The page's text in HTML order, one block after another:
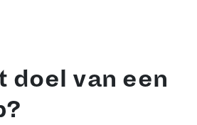
doel van een